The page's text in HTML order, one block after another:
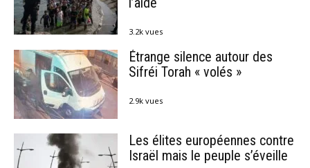
3.2k vues
Étrange silence autour des
Sifréi Torah « volés »
2.9k vues
Les élites européennes contre
Israël mais le peuple s’éveille